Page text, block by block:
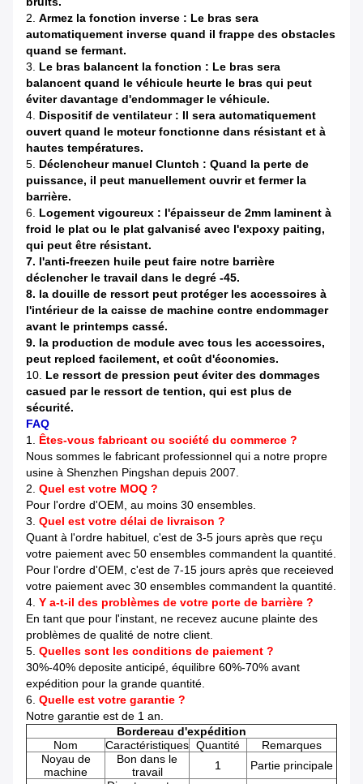
2. Armez la fonction inverse : Le bras sera
automatiquement inverse quand il frappe des obstacles
quand se fermant.
3. Le bras balancent la fonction : Le bras sera
balancent quand le véhicule heurte le bras qui peut
éviter davantage d'endommager le véhicule.
4. Dispositif de ventilateur : Il sera automatiquement
ouvert quand le moteur fonctionne dans résistant et à
hautes températures.
5. Déclencheur manuel Cluntch : Quand la perte de
puissance, il peut manuellement ouvrir et fermer la
barrière.
6. Logement vigoureux : l'épaisseur de 2mm laminent à
froid le plat ou le plat galvanisé avec l'expoxy paiting,
qui peut être résistant.
7. l'anti-freezen huile peut faire notre barrière
déclencher le travail dans le degré -45.
8. la douille de ressort peut protéger les accessoires à
l'intérieur de la caisse de machine contre endommager
avant le printemps cassé.
9. la production de module avec tous les accessoires,
peut replced facilement, et coût d'économies.
10. Le ressort de pression peut éviter des dommages
casued par le ressort de tention, qui est plus de
sécurité.
FAQ
1. Êtes-vous fabricant ou société du commerce ?
Nous sommes le fabricant professionnel qui a notre propre
usine à Shenzhen Pingshan depuis 2007.
2. Quel est votre MOQ ?
Pour l'ordre d'OEM, au moins 30 ensembles.
3. Quel est votre délai de livraison ?
Quant à l'ordre habituel, c'est de 3-5 jours après que reçu
votre paiement avec 50 ensembles commandent la quantité.
Pour l'ordre d'OEM, c'est de 7-15 jours après que receieved
votre paiement avec 30 ensembles commandent la quantité.
4. Y a-t-il des problèmes de votre porte de barrière ?
En tant que pour l'instant, ne recevez aucune plainte des
problèmes de qualité de notre client.
5. Quelles sont les conditions de paiement ?
30%-40% deposite anticipé, équilibre 60%-70% avant
expédition pour la grande quantité.
6. Quelle est votre garantie ?
Notre garantie est de 1 an.
Bordereau d'expédition
Nom
Caractéristiques Quantité
Remarques
Noyau de
machine
Bon dans le
travail
1 Partie principale